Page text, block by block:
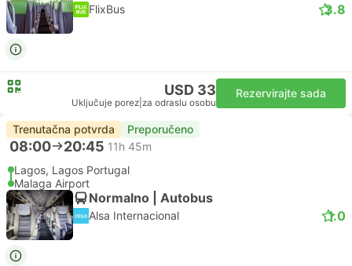
FlixBus 3.8
USD 33
Uključuje porez za odraslu osobu
Rezervirajte sada
Trenutačna potvrda Preporučeno
08:00 20:45 11h 45m
Lagos, Lagos Portugal
Malaga Airport
Normalno | Autobus
Alsa Internacional 1.0